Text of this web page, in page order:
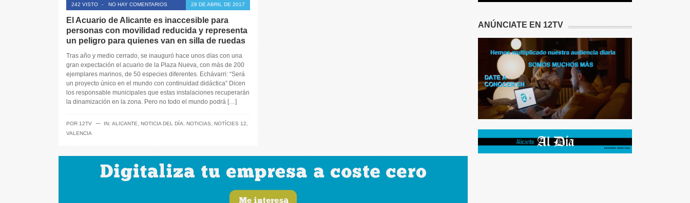
242 VISTO - NO HAY COMENTARIOS 28 DE ABRIL DE 2017
El Acuario de Alicante es inaccesible para
personas con movilidad reducida y representa
un peligro para quienes van en silla de ruedas
Tras año y medio cerrado, se inauguró hace unos días con una
gran expectación el acuario de la Plaza Nueva, con más de 200
ejemplares marinos, de 50 especies diferentes. Echávarri: “Será
un proyecto único en el mundo con continuidad didáctica” Dicen
los responsable municipales que estas instalaciones recuperarán
la dinamización en la zona. Pero no todo el mundo podrá […]
POR 12TV ─ IN: ALICANTE NOTICIA DEL DÍA NOTICIAS NOTÍCIES 12
VALENCIA
ANÚNCIATE EN 12TV